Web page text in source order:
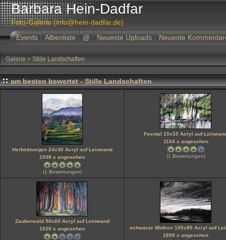
Barbara Hein-Dadfar
Foto-Galerie (info@hein-dadfar.de)
Events
Albenliste @ Neueste Uploads Neueste
Galerie > Stille Landschaften
am besten bewertet - Stille Landschaften
Herbstmorgen 24x30 Acryl auf Leinwand
1598 x angesehen
(1 Bewertungen)
Feental 15x10 Acryl auf
1104 x angesehen
(1 Bewertungen)
Zauberwald 90x60 Acryl auf Leinwand
1620 x angesehen
schwarze Wolken 100x80 Acryl auf
1899 x angesehen